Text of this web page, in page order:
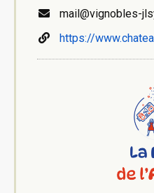
mail@vignobles-
https://